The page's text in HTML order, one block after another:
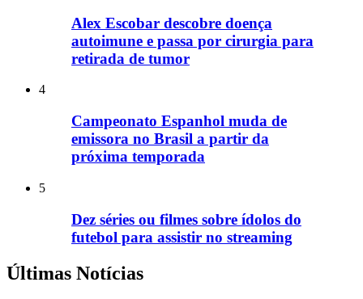
Alex Escobar descobre doença
autoimune e passa por cirurgia para
retirada de tumor
4
Campeonato Espanhol muda de
emissora no Brasil a partir da
próxima temporada
5
Dez séries ou filmes sobre ídolos do
futebol para assistir no streaming
Últimas Notícias